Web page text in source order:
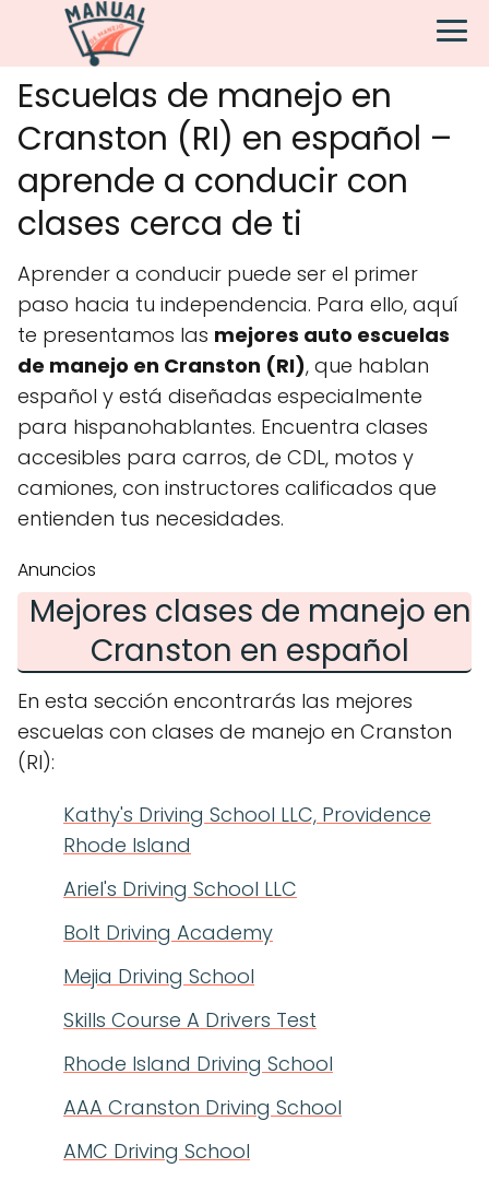
Escuelas de manejo en
Cranston (RI) en español –
aprende a conducir con
clases cerca de ti
Aprender a conducir puede ser el primer
paso hacia tu independencia. Para ello, aquí
te presentamos las mejores auto escuelas
de manejo en Cranston (RI), que hablan
español y está diseñadas especialmente
para hispanohablantes. Encuentra clases
accesibles para carros, de CDL, motos y
camiones, con instructores calificados que
entienden tus necesidades.
Anuncios
Mejores clases de manejo en
Cranston en español
En esta sección encontrarás las mejores
escuelas con clases de manejo en Cranston
(RI):
Kathy's Driving School LLC, Providence
Rhode Island
Ariel's Driving School LLC
Bolt Driving Academy
Mejia Driving School
Skills Course A Drivers Test
Rhode Island Driving School
AAA Cranston Driving School
AMC Driving School